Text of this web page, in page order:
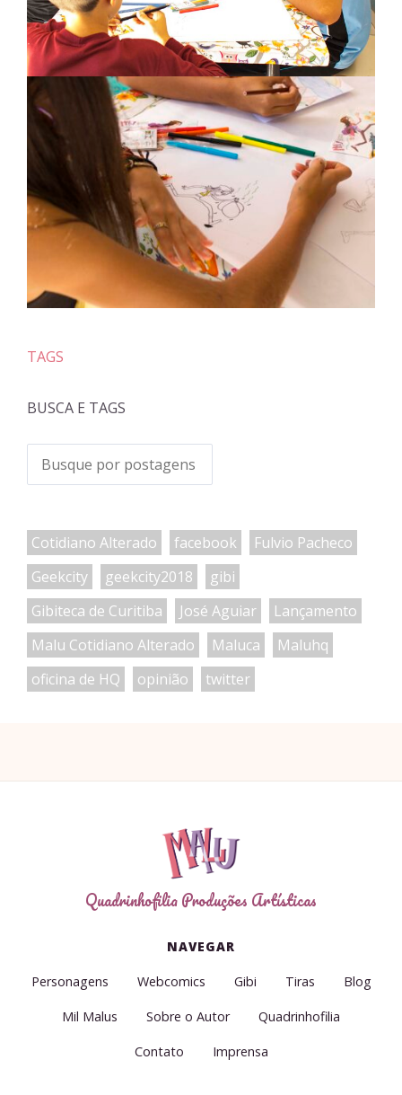
TAGS
BUSCA E TAGS
Cotidiano Alterado facebook
Fulvio Pacheco
Geekcity
geekcity2018
gibi
Gibiteca de Curitiba
José Aguiar
Lançamento
Malu Cotidiano Alterado
Maluca
Maluhq
oficina de HQ
opinião twitter
Quadrinhofilia Produções Artísticas
NAVEGAR
Personagens Webcomics Gibi Tiras Blog
Mil Malus Sobre o Autor Quadrinhofilia
Contato Imprensa